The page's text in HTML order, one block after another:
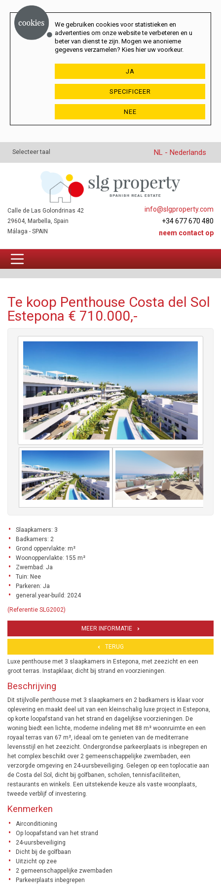
We gebruiken cookies voor statistieken en
advertenties om onze website te verbeteren en u
beter van dienst te zijn. Mogen we anonieme
gegevens verzamelen? Kies hier uw voorkeur.
JA
SPECIFICEER
NEE
Selecteer taal NL - Nederlands
info@slgproperty.com
+34 677 670 480
neem contact op
Calle de Las Golondrinas 42
29604, Marbella, Spain
Málaga - SPAIN
Te koop Penthouse Costa del Sol
Estepona € 710.000,-
Slaapkamers: 3
Badkamers: 2
Grond oppervlakte: m²
Woonoppervlakte: 155 m²
Zwembad: Ja
Tuin: Nee
Parkeren: Ja
general.year-build: 2024
(Referentie SLG2002)
MEER INFORMATIE
TERUG
Luxe penthouse met 3 slaapkamers in Estepona, met zeezicht en een
groot terras. Instapklaar, dicht bij strand en voorzieningen.
Beschrijving
Dit stijlvolle penthouse met 3 slaapkamers en 2 badkamers is klaar voor
oplevering en maakt deel uit van een kleinschalig luxe project in Estepona,
op korte loopafstand van het strand en dagelijkse voorzieningen. De
woning biedt een lichte, moderne indeling met 88 m² woonruimte en een
royaal terras van 67 m², ideaal om te genieten van de mediterrane
levensstijl en het zeezicht. Ondergrondse parkeerplaats is inbegrepen en
het complex beschikt over 2 gemeenschappelijke zwembaden, een
verzorgde omgeving en 24-uursbeveiliging. Gelegen op een toplocatie aan
de Costa del Sol, dicht bij golfbanen, scholen, tennisfaciliteiten,
restaurants en winkels. Een uitstekende keuze als vaste woonplaats,
tweede verblijf of investering.
Kenmerken
Airconditioning
Op loopafstand van het strand
24-uursbeveiliging
Dicht bij de golfbaan
Uitzicht op zee
2 gemeenschappelijke zwembaden
Parkeerplaats inbegrepen